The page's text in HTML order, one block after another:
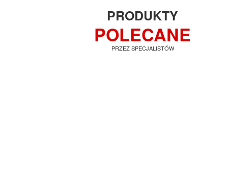
PRODUKTY
POLECANE
PRZEZ SPECJALISTÓW